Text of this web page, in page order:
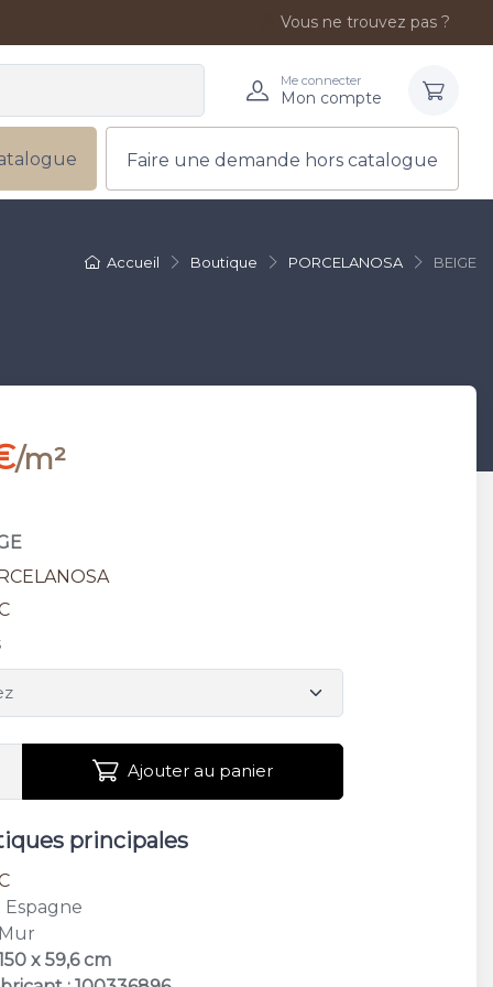
Vous ne trouvez pas ?
Me connecter
Mon compte
Faire une demande hors catalogue
Accueil Boutique PORCELANOSA BEIGE
/m²
Ajouter au panier
principales
: Espagne
x 59,6 cm